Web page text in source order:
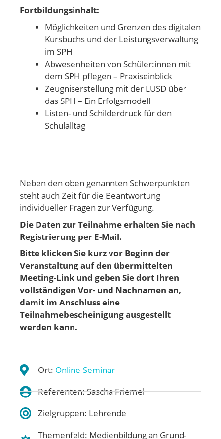
Fortbildungsinhalt:
Möglichkeiten und Grenzen des digitalen
Kursbuchs und der Leistungsverwaltung
im SPH
Abwesenheiten von Schüler:innen mit
dem SPH pflegen – Praxiseinblick
Zeugniserstellung mit der LUSD über
das SPH – Ein Erfolgsmodell
Listen- und Schilderdruck für den
Schulalltag
Neben den oben genannten Schwerpunkten
steht auch Zeit für die Beantwortung
individueller Fragen zur Verfügung.
Die Daten zur Teilnahme erhalten Sie nach
Registrierung per E-Mail.
Bitte klicken Sie kurz vor Beginn der
Veranstaltung auf den übermittelten
Meeting-Link und geben Sie dort Ihren
vollständigen Vor- und Nachnamen an,
damit im Anschluss eine
Teilnahmebescheinigung ausgestellt
werden kann.
Ort:Online-Seminar
Referenten: Sascha Friemel
Zielgruppen: Lehrende
Themenfeld: Medienbildung an Grund-